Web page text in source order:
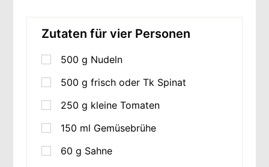
Zutaten für vier Personen
500 g Nudeln
500 g frisch oder Tk Spinat
250 g kleine Tomaten
150 ml Gemüsebrühe
60 g Sahne